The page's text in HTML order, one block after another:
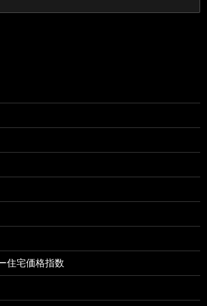
住宅価格指数